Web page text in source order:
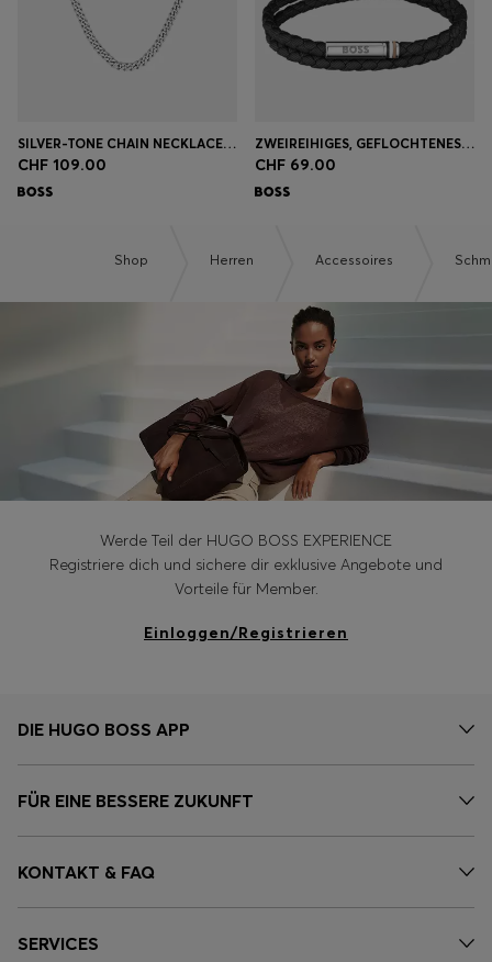
SILVER-TONE CHAIN NECKLACE WITH BRANDED MAGNETIC CLOSURE
CHF 109.00
ZWEIREIHIGES, GEFLOCHTENES ARMBAND IN SCHWARZ MIT LOGO-VERSCHLUSS
CHF 69.00
Shop Herren Accessoires
Werde Teil der HUGO BOSS EXPERIENCE
Registriere dich und sichere dir exklusive Angebote und
Vorteile für Member.
Einloggen/Registrieren
DIE HUGO BOSS APP
FÜR EINE BESSERE ZUKUNFT
KONTAKT & FAQ
SERVICES